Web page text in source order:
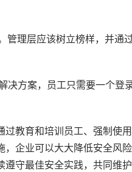
管理层应该树立榜样，并通
决方案，员工只需要一个登
教育和培训员工、强制使用
企业可以大大降低安全风
守最佳安全实践，共同维护